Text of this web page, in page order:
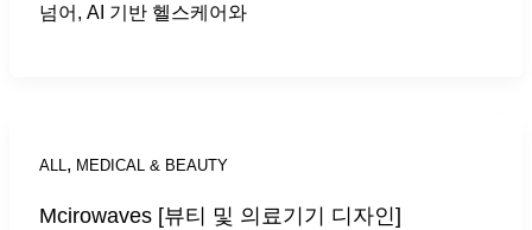
넘어, AI 기반 헬스케어와
ALL , MEDICAL & BEAUTY
Mcirowaves [뷰티 및 의료기기 디자인]